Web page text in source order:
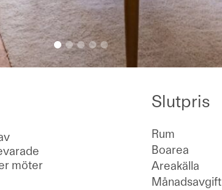
möter
Slutpris
Rum
Boarea
Areakälla
Månadsavgift